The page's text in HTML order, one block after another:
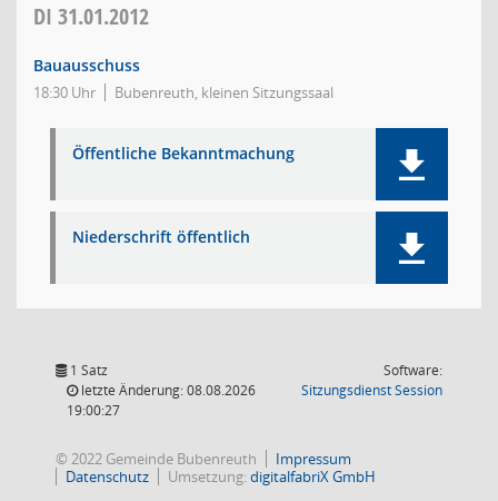
DI 31.01.2012
Bauausschuss
18:30 Uhr Bubenreuth, kleinen Sitzungssaal
Öffentliche Bekanntmachung
Niederschrift öffentlich
1 Satz
letzte Änderung: 08.08.2026
19:00:27
Software:
SitzungsdienstSession(Wird in
© 2022 Gemeinde Bubenreuth
Impressum
Datenschutz
Umsetzung:digitalfabriX GmbH